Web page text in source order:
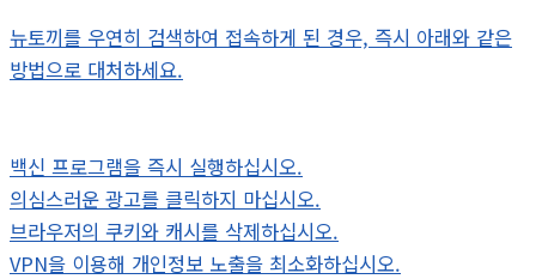
뉴토끼를 우연히 검색하여 접속하게 된 경우, 즉시 아래와 같은
방법으로 대처하세요.
백신 프로그램을 즉시 실행하십시오.
의심스러운 광고를 클릭하지 마십시오.
브라우저의 쿠키와 캐시를 삭제하십시오.
VPN을 이용해 개인정보 노출을 최소화하십시오.